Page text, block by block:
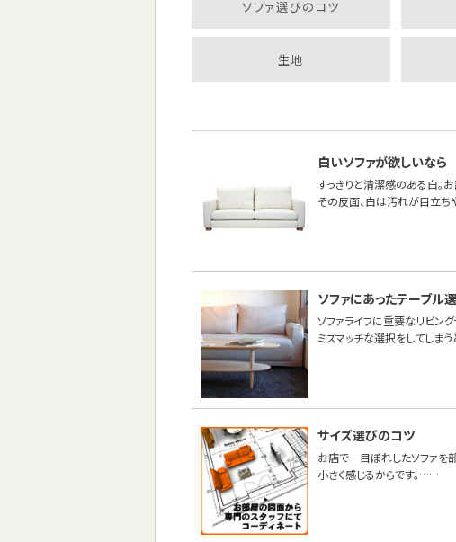
ソファ選びのコツ
生地
白いソファが欲しいなら
すっきりと清潔感のある白。
その反面、白は汚れが目立
ソファにあったテーブル
ソファライフに重要なリビング
ミスマッチな選択をしてしま
サイズ選びのコツ
お店で一目ぼれしたソファを
小さく感じるからです。……